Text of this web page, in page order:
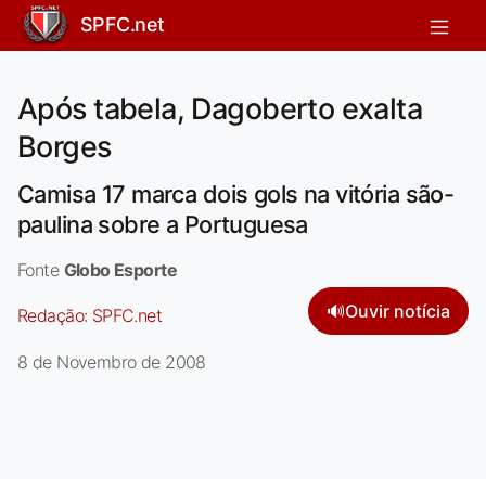
SPFC.net
Após tabela, Dagoberto exalta
Borges
Camisa 17 marca dois gols na vitória são-
paulina sobre a Portuguesa
Fonte Globo Esporte
Redação: SPFC.net 🔊Ouvir notícia
8 de Novembro de 2008